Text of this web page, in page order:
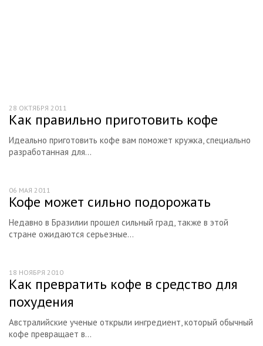
Как правильно приготовить кофе
Идеально приготовить кофе вам поможет кружка, специально
разработанная для...
28 ОКТЯБРЯ 2011
Кофе может сильно подорожать
Недавно в Бразилии прошел сильный град, также в этой
стране ожидаются серьезные...
06 МАЯ 2011
Как превратить кофе в средство для
похудения
Австралийские ученые открыли ингредиент, который обычный
кофе превращает в...
18 НОЯБРЯ 2010